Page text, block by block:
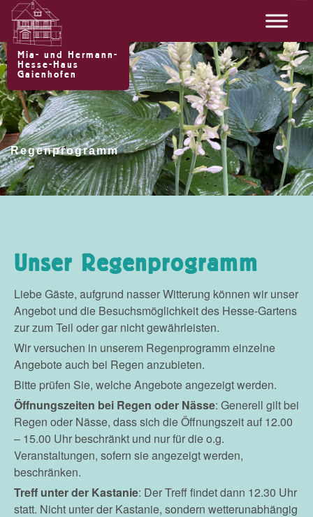
Zum
Inhalt
springen
Mia- und Hermann-
Hesse-Haus
Gaienhofen
Regenprogramm
Unser Regenprogramm
Liebe Gäste, aufgrund nasser Witterung können wir unser
Angebot und die Besuchsmöglichkeit des Hesse-Gartens
zur zum Teil oder gar nicht gewährleisten.
Wir versuchen in unserem Regenprogramm einzelne
Angebote auch bei Regen anzubieten.
Bitte prüfen Sie, welche Angebote angezeigt werden.
Öffnungszeiten bei Regen oder Nässe: Generell gilt bei
Regen oder Nässe, dass sich die Öffnungszeit auf 12.00
– 15.00 Uhr beschränkt und nur für die o.g.
Veranstaltungen, sofern sie angezeigt werden,
beschränken.
Treff unter der Kastanie: Der Treff findet dann 12.30 Uhr
statt. Nicht unter der Kastanie, sondern wetterunabhängig